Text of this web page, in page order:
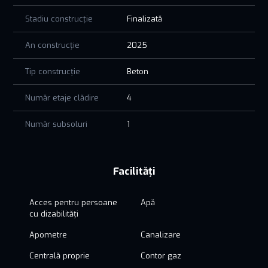
Stadiu construcție Finalizată
An construcție 2025
Tip construcție Beton
Număr etaje clădire 4
Număr subsoluri 1
Facilități
Acces pentru persoane
cu dizabilități
Apă
Apometre Canalizare
Centrală proprie Contor gaz